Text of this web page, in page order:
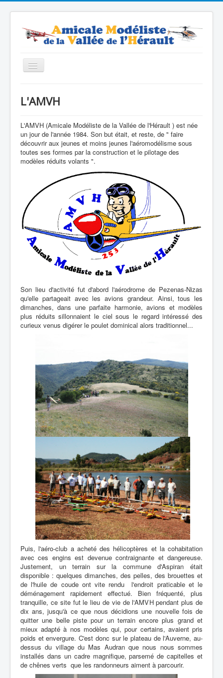
Basculer
Contacts
Nos modèles
Forum
Boutique
L'AMVH
L'AMVH (Amicale Modéliste de la Vallée de l'Hérault ) est née
un jour de l'année 1984. Son but était, et reste, de " faire
découvrir aux jeunes et moins jeunes l'aéromodélisme sous
toutes ses formes par la construction et le pilotage des
modèles réduits volants ".
Son lieu d'activité fut d'abord l'aérodrome de Pezenas-Nizas
qu'elle partageait avec les avions grandeur. Ainsi, tous les
dimanches, dans une parfaite harmonie, avions et modèles
plus réduits sillonnaient le ciel sous le regard intéressé des
curieux venus digérer le poulet dominical alors traditionnel...
Puis, l'aéro-club a acheté des hélicoptères et la cohabitation
avec ces engins est devenue contraignante et dangereuse.
Justement, un terrain sur la commune d'Aspiran était
disponible : quelques dimanches, des pelles, des brouettes et
de l'huile de coude ont vite rendu l'endroit praticable et le
déménagement rapidement effectué. Bien fréquenté, plus
tranquille, ce site fut le lieu de vie de l'AMVH pendant plus de
dix ans, jusqu'à ce que nous décidions une nouvelle fois de
quitter une belle piste pour un terrain encore plus grand et
mieux adapté à nos modèles qui, pour certains, avaient pris
poids et envergure. C'est donc sur le plateau de l'Auverne, au-
dessus du village du Mas Audran que nous nous sommes
installés dans un cadre magnifique, parsemé de capitelles et
de chênes verts que les randonneurs aiment à parcourir.